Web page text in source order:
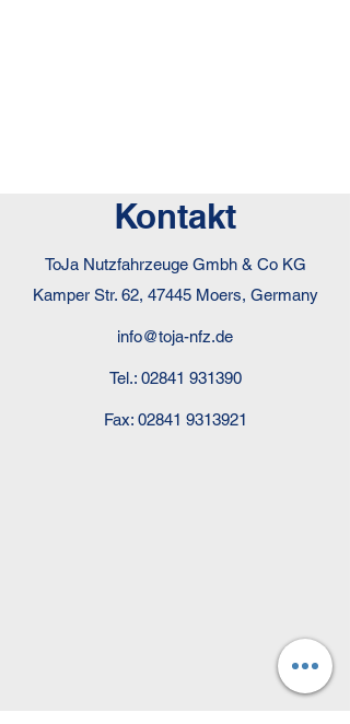
Kontakt
ToJa Nutzfahrzeuge Gmbh & Co KG
Kamper Str. 62, 47445 Moers, Germany
info@toja-nfz.de
Tel.: 02841 931390
Fax: 02841 9313921